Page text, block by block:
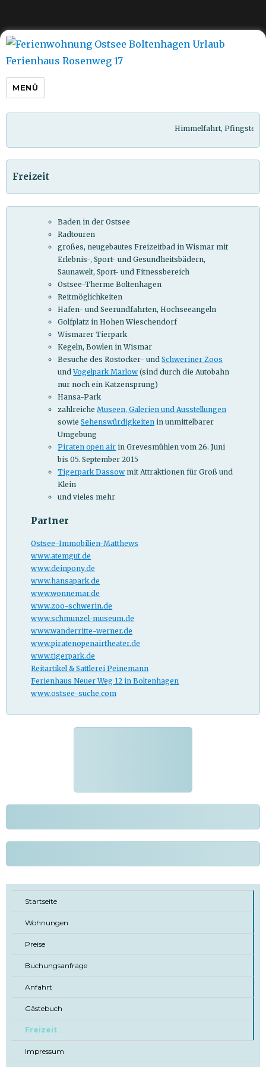
Ferienwohnung Ostsee
Boltenhagen Urlaub Ferienhaus
Rosenweg 17
MENÜ
Himmelfahrt, Pfingsten
Freizeit
Baden in der Ostsee
Radtouren
großes, neugebautes Freizeitbad in Wismar mit
Erlebnis-, Sport- und Gesundheitsbädern,
Saunawelt, Sport- und Fitnessbereich
Ostsee-Therme Boltenhagen
Reitmöglichkeiten
Hafen- und Seerundfahrten, Hochseeangeln
Golfplatz in Hohen Wieschendorf
Wismarer Tierpark
Kegeln, Bowlen in Wismar
Besuche des Rostocker- undSchweriner Zoos
undVogelpark Marlow(sind durch die Autobahn
nur noch ein Katzensprung)
Hansa-Park
zahlreicheMuseen, Galerien und Ausstellungen
sowieSehenswürdigkeiten in unmittelbarer
Umgebung
Piraten open air in Grevesmühlen vom 26. Juni
bis 05. September 2015
Tigerpark Dassowmit Attraktionen für Groß und
Klein
und vieles mehr
Partner
Ostsee-Immobilien-Matthews
www.atemgut.de
www.deinpony.de
www.hansapark.de
www.wonnemar.de
www.zoo-schwerin.de
www.schmunzel-museum.de
www.wanderritte-werner.de
www.piratenopenairtheater.de
www.tigerpark.de
Reitartikel & Sattlerei Peinemann
Ferienhaus Neuer Weg 12in Boltenhagen
www.ostsee-suche.com
Startseite
Wohnungen
Preise
Buchungsanfrage
Anfahrt
Gästebuch
Freizeit
Impressum